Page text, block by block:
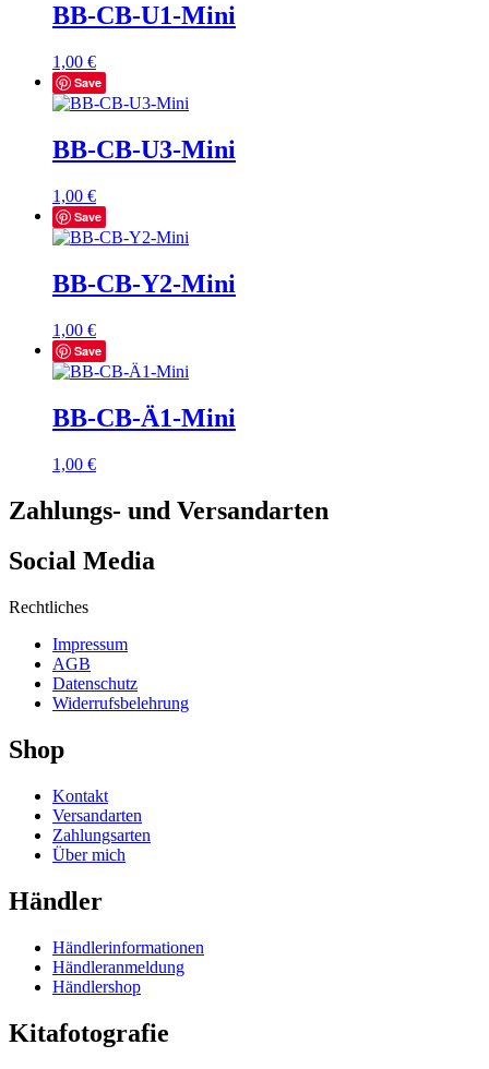
BB-CB-U1-Mini
1,00 €
Save
BB-CB-U3-Mini
1,00 €
Save
BB-CB-Y2-Mini
1,00 €
Save
BB-CB-Ä1-Mini
1,00 €
Zahlungs- und Versandarten
Social Media
Rechtliches
Impressum
AGB
Datenschutz
Widerrufsbelehrung
Shop
Kontakt
Versandarten
Zahlungsarten
Über mich
Händler
Händlerinformationen
Händleranmeldung
Händlershop
Kitafotografie